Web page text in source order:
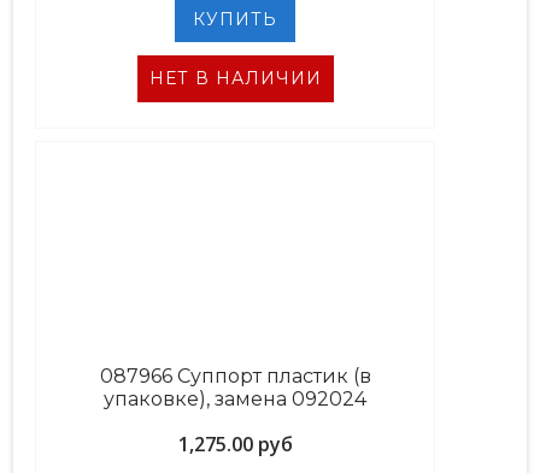
НЕТ В НАЛИЧИИ
087966 Суппорт пластик (в
упаковке), замена 092024
1,275.00 руб